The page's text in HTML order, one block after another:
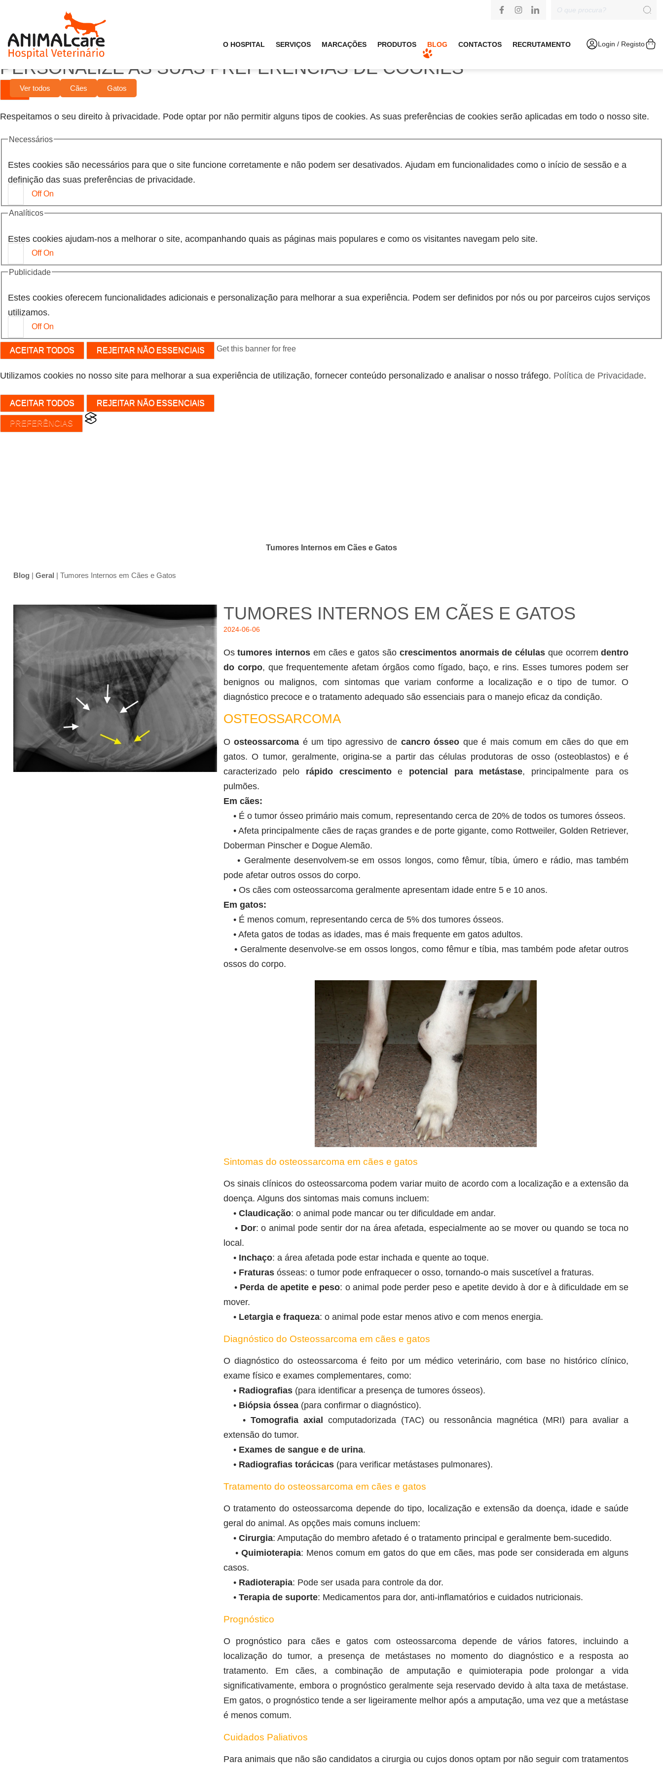
PERSONALIZE AS SUAS PREFERÊNCIAS DE COOKIES
Respeitamos o seu direito à privacidade. Pode optar por não permitir alguns tipos de cookies. As suas preferências de cookies serão aplicadas em todo o nosso site.
Necessários
Estes cookies são necessários para que o site funcione corretamente e não podem ser desativados. Ajudam em funcionalidades como o início de sessão e a
definição das suas preferências de privacidade.
Off On
Analíticos
Estes cookies ajudam-nos a melhorar o site, acompanhando quais as páginas mais populares e como os visitantes navegam pelo site.
Off On
Publicidade
Estes cookies oferecem funcionalidades adicionais e personalização para melhorar a sua experiência. Podem ser definidos por nós ou por parceiros cujos serviços
utilizamos.
Off On
ACEITAR TODOS REJEITAR NÃO ESSENCIAIS Get this banner for free
Utilizamos cookies no nosso site para melhorar a sua experiência de utilização, fornecer conteúdo personalizado e analisar o nosso tráfego. Política de Privacidade.
ACEITAR TODOS REJEITAR NÃO ESSENCIAIS
PREFERÊNCIAS
O HOSPITAL SERVIÇOS MARCAÇÕES PRODUTOS BLOG CONTACTOS RECRUTAMENTO Login / Registo
Ver todos Cães Gatos
Tumores Internos em Cães e Gatos
Blog | Geral | Tumores Internos em Cães e Gatos
TUMORES INTERNOS EM CÃES E GATOS
2024-06-06
Ostumores internos em cães e gatos são crescimentos anormais de células que ocorremdentro
do corpo, que frequentemente afetam órgãos como fígado, baço, e rins. Esses tumores podem ser
benignos ou malignos, com sintomas que variam conforme a localização e o tipo de tumor. O
diagnóstico precoce e o tratamento adequado são essenciais para o manejo eficaz da condição.
OSTEOSSARCOMA
Oosteossarcoma é um tipo agressivo de cancro ósseo que é mais comum em cães do que em
gatos. O tumor, geralmente, origina-se a partir das células produtoras de osso (osteoblastos) e é
caracterizado pelo rápido crescimentoe potencial para metástase, principalmente para os
pulmões.
Em cães:
• É o tumor ósseo primário mais comum, representando cerca de 20% de todos os tumores ósseos.
• Afeta principalmente cães de raças grandes e de porte gigante, como Rottweiler, Golden Retriever,
Doberman Pinscher e Dogue Alemão.
• Geralmente desenvolvem-se em ossos longos, como fêmur, tíbia, úmero e rádio, mas também
pode afetar outros ossos do corpo.
• Os cães com osteossarcoma geralmente apresentam idade entre 5 e 10 anos.
Em gatos:
• É menos comum, representando cerca de 5% dos tumores ósseos.
• Afeta gatos de todas as idades, mas é mais frequente em gatos adultos.
• Geralmente desenvolve-se em ossos longos, como fêmur e tíbia, mas também pode afetar outros
ossos do corpo.
Sintomas do osteossarcoma em cães e gatos
Os sinais clínicos do osteossarcoma podem variar muito de acordo com a localização e a extensão da
doença. Alguns dos sintomas mais comuns incluem:
• Claudicação: o animal pode mancar ou ter dificuldade em andar.
• Dor: o animal pode sentir dor na área afetada, especialmente ao se mover ou quando se toca no
local.
• Inchaço: a área afetada pode estar inchada e quente ao toque.
• Fraturas ósseas: o tumor pode enfraquecer o osso, tornando-o mais suscetível a fraturas.
• Perda de apetite e peso: o animal pode perder peso e apetite devido à dor e à dificuldade em se
mover.
• Letargia e fraqueza: o animal pode estar menos ativo e com menos energia.
Diagnóstico do Osteossarcoma em cães e gatos
O diagnóstico do osteossarcoma é feito por um médico veterinário, com base no histórico clínico,
exame físico e exames complementares, como:
• Radiografias (para identificar a presença de tumores ósseos).
• Biópsia óssea(para confirmar o diagnóstico).
•Tomografia axial
computadorizada (TAC) ou ressonância magnética (MRI) para avaliar a
extensão do tumor.
• Exames de sangue e de urina.
• Radiografias torácicas(para verificar metástases pulmonares).
Tratamento do osteossarcoma em cães e gatos
O tratamento do osteossarcoma depende do tipo, localização e extensão da doença, idade e saúde
geral do animal. As opções mais comuns incluem:
• Cirurgia: Amputação do membro afetado é o tratamento principal e geralmente bem-sucedido.
• Quimioterapia: Menos comum em gatos do que em cães, mas pode ser considerada em alguns
casos.
• Radioterapia: Pode ser usada para controle da dor.
• Terapia de suporte: Medicamentos para dor, anti-inflamatórios e cuidados nutricionais.
Prognóstico
O prognóstico para cães e gatos com osteossarcoma depende de vários fatores, incluindo a
localização do tumor, a presença de metástases no momento do diagnóstico e a resposta ao
tratamento. Em cães, a combinação de amputação e quimioterapia pode prolongar a vida
significativamente, embora o prognóstico geralmente seja reservado devido à alta taxa de metástase.
Em gatos, o prognóstico tende a ser ligeiramente melhor após a amputação, uma vez que a metástase
é menos comum.
Cuidados Paliativos
Para animais que não são candidatos a cirurgia ou cujos donos optam por não seguir com tratamentos